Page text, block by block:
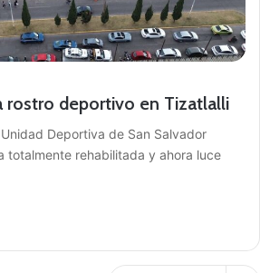
rostro deportivo en Tizatlalli
Deportiva de San Salvador
totalmente rehabilitada y ahora luce